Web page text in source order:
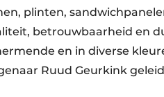
plinten,
betrouwbaarheid en
en in diverse
Ruud Geurkink